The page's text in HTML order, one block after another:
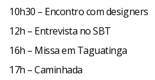
10h30 – Encontro com designers
12h – Entrevista no SBT
16h – Missa em Taguatinga
17h – Caminhada